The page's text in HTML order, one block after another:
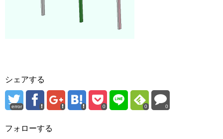
シェアする
error 0 0 0
フォローする